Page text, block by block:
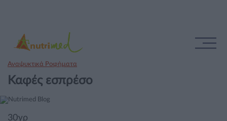
Αναψυκτικά Ροφήματα
Καφές εσπρέσο
30γρ